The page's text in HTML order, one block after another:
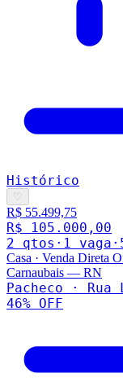
Histórico
♡
R$ 55.499,75
R$ 105.000,00
2 qtos · 1 vaga ·
Casa · Venda Direta
Carnaubais — RN
Pacheco ·
46% OFF